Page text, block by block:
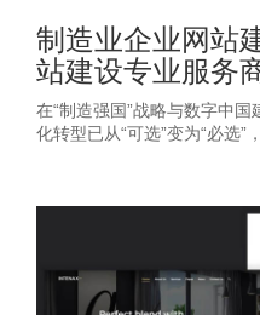
制造业企业网站
站建设专业服务
在“制造强国”战略与数字中
化转型已从“可选”变为“必选